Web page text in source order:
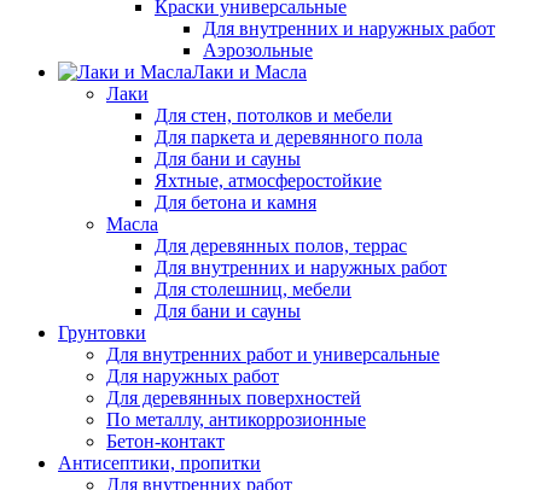
Краски универсальные
Для внутренних и наружных работ
Аэрозольные
Лаки и Масла
Лаки
Для стен, потолков и мебели
Для паркета и деревянного пола
Для бани и сауны
Яхтные, атмосферостойкие
Для бетона и камня
Масла
Для деревянных полов, террас
Для внутренних и наружных работ
Для столешниц, мебели
Для бани и сауны
Грунтовки
Для внутренних работ и универсальные
Для наружных работ
Для деревянных поверхностей
По металлу, антикоррозионные
Бетон-контакт
Антисептики, пропитки
Для внутренних работ